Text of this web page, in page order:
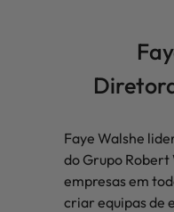
Faye Walshe
do Grupo
empresas em
criar equipas de